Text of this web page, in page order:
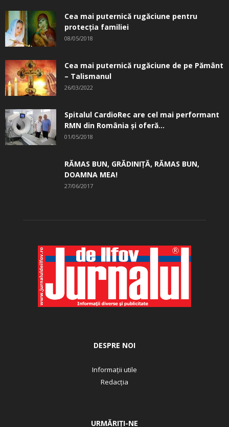
Cea mai puternică rugăciune pentru
protecția familiei
08/05/2018
Cea mai puternică rugăciune de pe Pământ
– Talismanul
26/03/2022
Spitalul CardioRec are cel mai performant
RMN din România și oferă...
01/05/2018
RĂMAS BUN, GRĂDINIŢĂ, ­RĂMAS BUN,
DOAMNA MEA!
27/06/2017
DESPRE NOI
Informații utile
Redacția
URMĂRIȚI-NE